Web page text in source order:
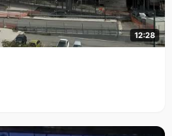
12:28